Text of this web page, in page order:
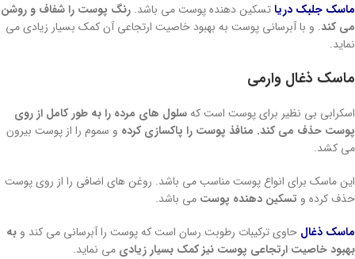
ماسک جلبک دریاتسکین دهنده پوست می باشد. رنگ پوست را شفاف و روشن
می کند. و با آبرسانی پوست به بهبود خاصیت ارتجاعی آن کمک بسیار زیادی می
نماید.
ماسک ذغال وارمی
اسکرابی بی نظیر برای پوست است کهسلول های مرده را به طور کامل از روی
پوست حذف می کند. منافذ پوست را پاکسازی کرده و سموم را از پوست بیرون
می کشد.
این ماسک برای انواع پوست مناسب می باشد. روغن های اضافی را از روی پوست
حذف کرده و تسکین دهنده پوست می باشد.
ماسک ذغال حاوی ترکیبات رطوبت رسان است که پوست را آبرسانی می کند و به
بهبود خاصیت ارتجاعی پوست نیز کمک بسیار زیادی می نماید.